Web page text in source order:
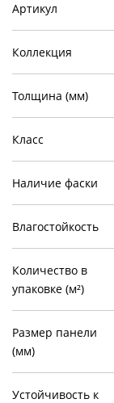
Артикул
Коллекция
Толщина (мм)
Класс
Наличие фаски
Влагостойкость
Количество в
упаковке (м²)
Размер панели
(мм)
Устойчивость к